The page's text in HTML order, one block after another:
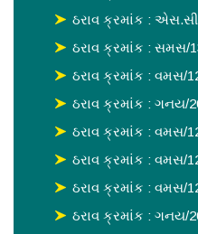
ઠરાવ ક્રમાંક :
ઠરાવ ક્રમાંક : સમસ/
ઠરાવ ક્રમાંક : વમસ/
ઠરાવ ક્રમાંક : ગનય/
ઠરાવ ક્રમાંક : વમસ/
ઠરાવ ક્રમાંક : વમસ/
ઠરાવ ક્રમાંક : વમસ/
ઠરાવ ક્રમાંક : ગનય/